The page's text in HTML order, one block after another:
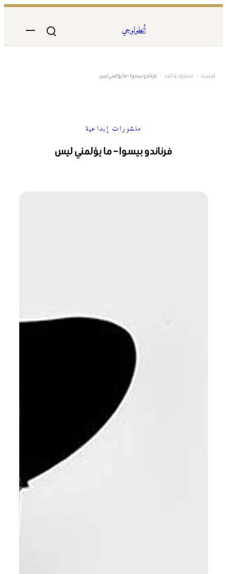
المحتوى
أنطولوجي
الرئيسية › منشورات إبداعية › فرناندو بيسوا – ما يؤلمني ليس
منشورات إبداعية
فرناندو بيسوا – ما يؤلمني ليس